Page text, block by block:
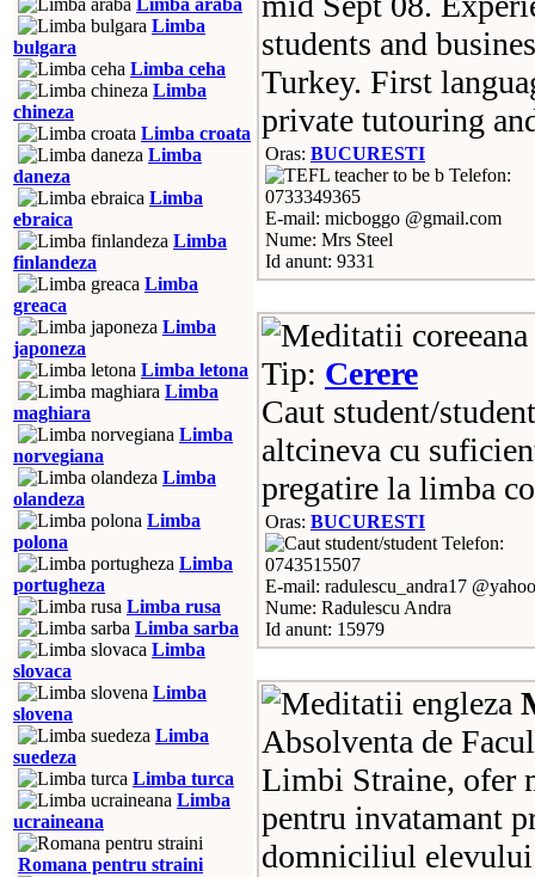
Limba araba
Limba
bulgara
Limba ceha
Limba
chineza
Limba croata
Limba
daneza
Limba
ebraica
Limba
finlandeza
Limba
greaca
Limba
japoneza
Limba letona
Limba
maghiara
Limba
norvegiana
Limba
olandeza
Limba
polona
Limba
portugheza
Limba rusa
Limba sarba
Limba
slovaca
Limba
slovena
Limba
suedeza
Limba turca
Limba
ucraineana
Romana pentru straini
students and
Turkey. First
private tutouring
Oras: BUCURESTI
Telefon:
0733349365
E-mail: micboggo @gmail.com
Nume: Mrs Steel
Id anunt: 9331
Tip: Cerere
Caut student/
altcineva cu
pregatire la limba
Oras: BUCURESTI
Telefon:
0743515507
E-mail: radulescu_andra17
Nume: Radulescu Andra
Id anunt: 15979
Absolventa de
Limbi Straine, ofer
pentru invatamant
domniciliul